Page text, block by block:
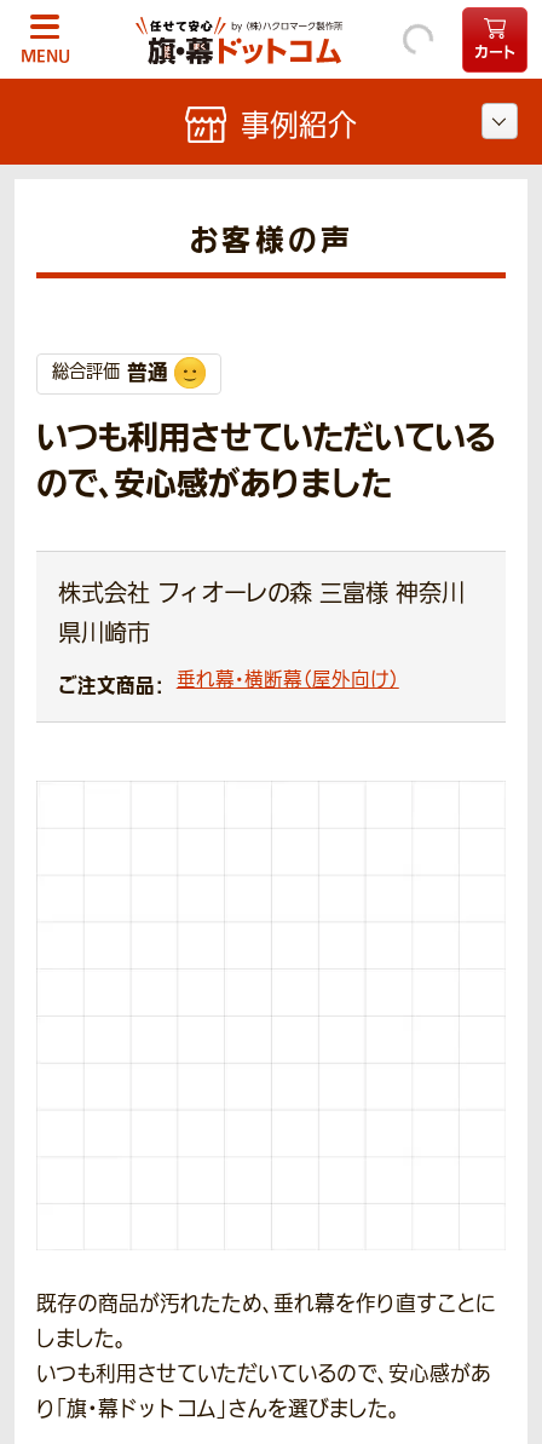
MENU カート
お客様の声
総合評価 普通
いつも利用させていただいている
ので、安心感がありました
株式会社 フィオーレの森 三富様 神奈川
県川崎市
ご注文商品： 垂れ幕・横断幕（屋外向け）
既存の商品が汚れたため、垂れ幕を作り直すことに
しました。
いつも利用させていただいているので、安心感があ
り「旗・幕ドットコム」さんを選びました。
事例紹介